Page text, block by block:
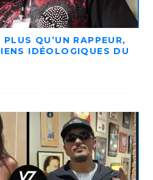
QU’UN RAPPEUR,
IDÉOLOGIQUES DU